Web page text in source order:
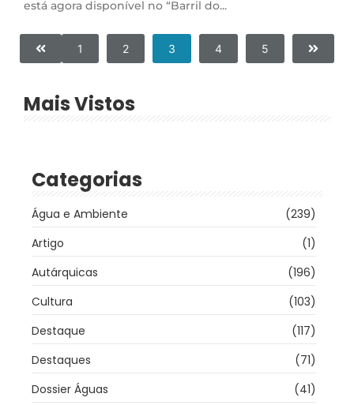
está agora disponível no “Barril do...
1 2 3 4 5
Mais Vistos
Categorias
Água e Ambiente
(239)
Artigo
(1)
Autárquicas
(196)
Cultura
(103)
Destaque
(117)
Destaques
(71)
Dossier Águas
(41)